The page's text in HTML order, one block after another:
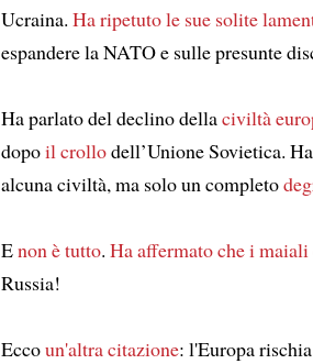
Ucraina. Ha ripetutole sue solite
espandere la NATO e sulle presunte
Ha parlato del declino dellaciviltà
dopoil crollodell’Unione Sovietica.
alcuna civiltà, ma solo un completo
Enon è tutto. Ha affermato chei maiali
Russia!
Eccoun'altra citazione: l'Europa